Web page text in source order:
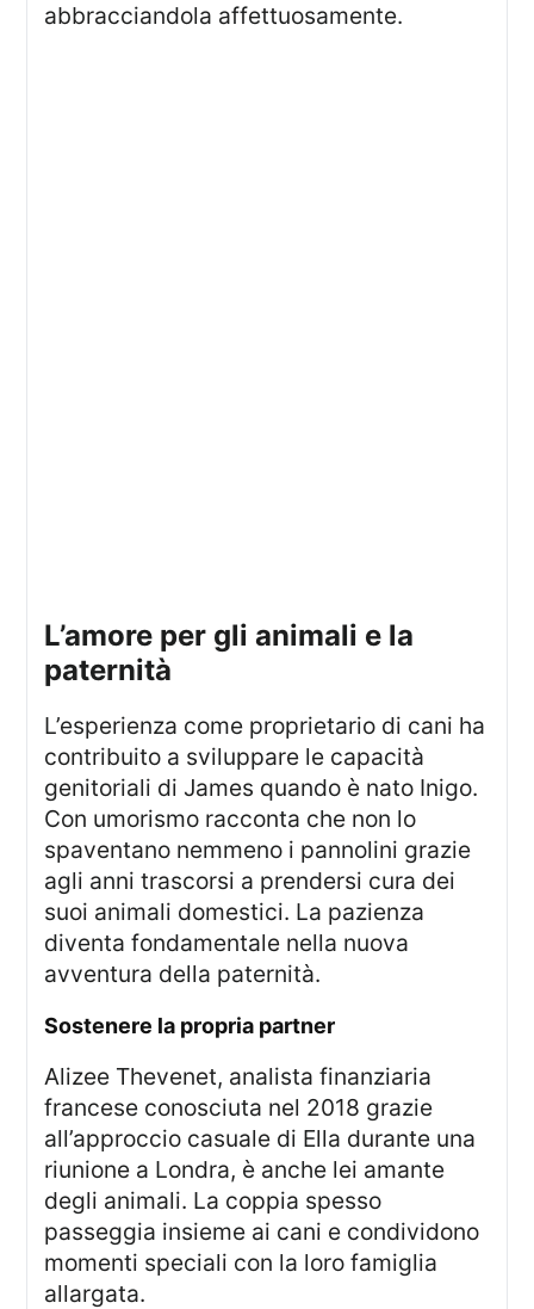
abbracciandola affettuosamente.
l’amore per gli animali e la
paternità
L’esperienza come proprietario di cani ha
contribuito a sviluppare le capacità
genitoriali di James quando è nato Inigo.
Con umorismo racconta che non lo
spaventano nemmeno i pannolini grazie
agli anni trascorsi a prendersi cura dei
suoi animali domestici. La pazienza
diventa fondamentale nella nuova
avventura della paternità.
sostenere la propria partner
Alizee Thevenet, analista finanziaria
francese conosciuta nel 2018 grazie
all’approccio casuale di Ella durante una
riunione a Londra, è anche lei amante
degli animali. La coppia spesso
passeggia insieme ai cani e condividono
momenti speciali con la loro famiglia
allargata.